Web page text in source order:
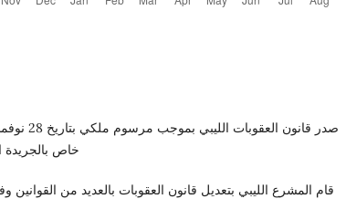
خاص بالجريدة
قام المشرع الليبي بتعديل قانون العقوبات بالعديد من